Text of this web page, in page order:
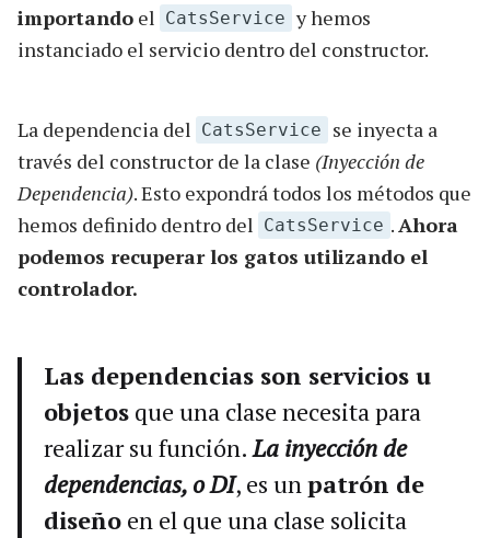
importando el CatsService y hemos
instanciado el servicio dentro del constructor.
La dependencia del CatsService
se inyecta a
través del constructor de la clase (Inyección de
Dependencia). Esto expondrá todos los métodos que
hemos definido dentro del
CatsService . Ahora
podemos recuperar los gatos utilizando el
controlador.
Las dependencias son servicios u
objetos que una clase necesita para
realizar su función.La inyección de
dependencias, o DI, es un patrón de
diseño en el que una clase solicita